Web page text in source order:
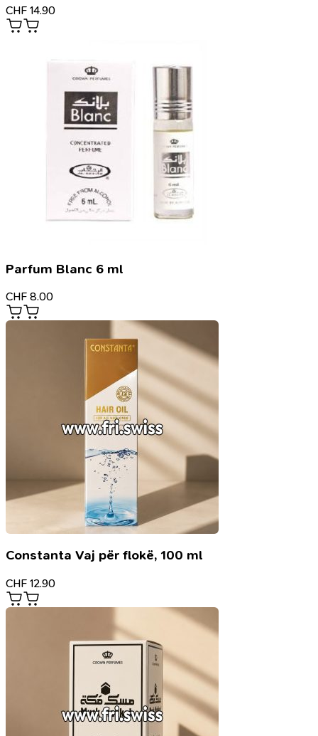
CHF 14.90
Parfum Blanc 6 ml
CHF 8.00
Constanta Vaj për flokë, 100 ml
CHF 12.90